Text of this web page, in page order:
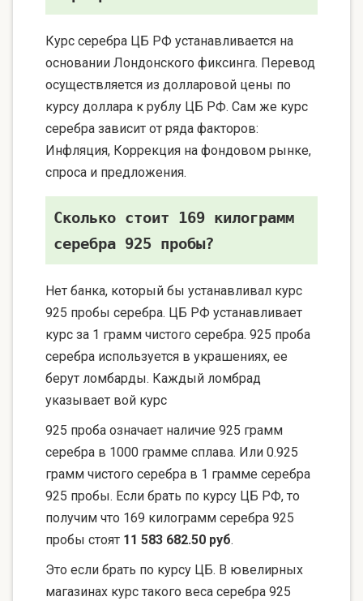
Курс серебра ЦБ РФ устанавливается на
основании Лондонского фиксинга. Перевод
осуществляется из долларовой цены по
курсу доллара к рублу ЦБ РФ. Сам же курс
серебра зависит от ряда факторов:
Инфляция, Коррекция на фондовом рынке,
спроса и предложения.
Сколько стоит 169 килограмм
серебра 925 пробы?
Нет банка, который бы устанавливал курс
925 пробы серебра. ЦБ РФ устанавливает
курс за 1 грамм чистого серебра. 925 проба
серебра используется в украшениях, ее
берут ломбарды. Каждый ломбрад
указывает вой курс
925 проба означает наличие 925 грамм
серебра в 1000 грамме сплава. Или 0.925
грамм чистого серебра в 1 грамме серебра
925 пробы. Если брать по курсу ЦБ РФ, то
получим что 169 килограмм серебра 925
пробы стоят 11 583 682.50 руб.
Это если брать по курсу ЦБ. В ювелирных
магазинах курс такого веса серебра 925